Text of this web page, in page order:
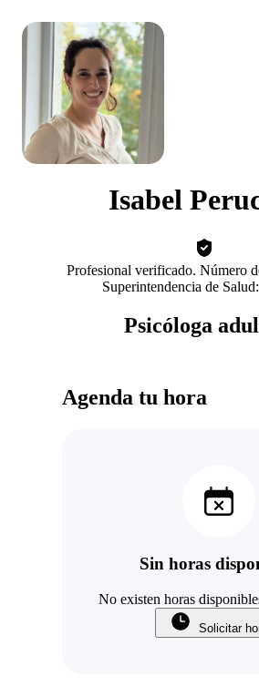
Isabel
Profesional verificado. Número
Superintendencia de
Psicóloga
Agenda tu hora
Sin horas
No existen horas
Solicitar